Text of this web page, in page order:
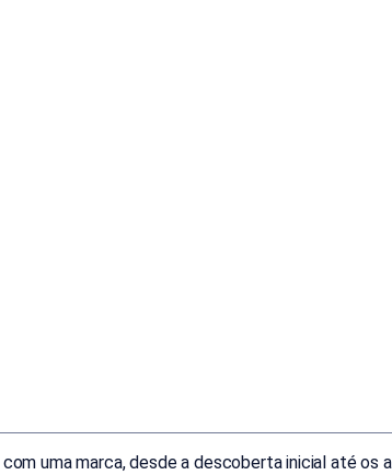
uma marca, desde a descoberta inicial até os